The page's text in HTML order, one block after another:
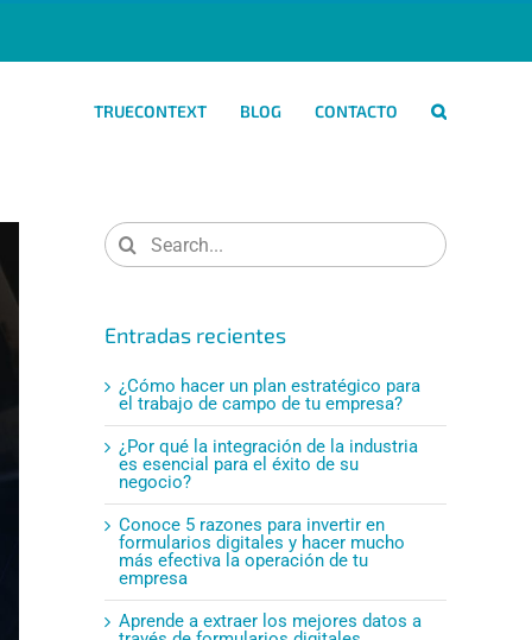
TRUECONTEXT BLOG CONTACTO
Search
for:
Entradas recientes
¿Cómo hacer un plan estratégico para
el trabajo de campo de tu empresa?
¿Por qué la integración de la industria
es esencial para el éxito de su
negocio?
Conoce 5 razones para invertir en
formularios digitales y hacer mucho
más efectiva la operación de tu
empresa
Aprende a extraer los mejores datos a